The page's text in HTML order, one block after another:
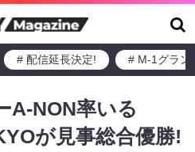
# 配信延長決定! # M-1グラン
A-NON率いる
が見事総合優勝!